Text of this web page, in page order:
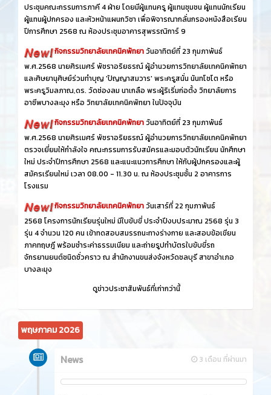
ประชุมคณะกรรมการภาคี 4 ฝ่าย โดยมีผู้แทนครู ผู้แทนชุมชน ผู้แทนนักเรียน
ผู้แทนผู้ปกครอง และหัวหน้าแผนกวิชา เพื่อพิจารณากลั่นกรองหนังสือเรียน
ปีการศึกษา 2568 ณ ห้องประชุมอาคารสุพรรณิการ์ 9
กิจกรรมวิทยาลัยเทคนิคพัทยาวันอาทิตย์ที่ 23 กุมภาพันธ์
พ.ศ.2568 นายศิรเมศร์ พัชราอริยธรณ์ ผู้อำนวยการวิทยาลัยเทคนิคพัทยา
และศิษยานุศิษย์ร่วมทำบุญ 'ปัญญาสมวาร' พระครูสนั่น นันทโชโต หรือ
พระครูวิมลภาณ,ดร. วัดช่องลม นาเกลือ พระผู้ริเริ่มก่อตั้ง วิทยาลัยการ
อาชีพบางละมุง หรือ วิทยาลัยเทคนิคพัทยา ในปัจจุบัน
กิจกรรมวิทยาลัยเทคนิคพัทยาวันอาทิตย์ที่ 23 กุมภาพันธ์
พ.ศ.2568 นายศิรเมศร์ พัชราอริยธรณ์ ผู้อำนวยการวิทยาลัยเทคนิคพัทยา
ตรวจเยี่ยมให้กำลังใจ คณะกรรมการรับสมัครและมอบตัวนักเรียน นักศึกษา
ใหม่ ประจำปีการศึกษา 2568 และแนะแนวการศึกษา ให้กับผู้ปกครองและผู้
สมัครเรียนใหม่ เวลา 08.00 - 11.30 น. ณ ห้องประชุมชั้น 2 อาคารการ
โรงแรม
กิจกรรมวิทยาลัยเทคนิคพัทยาวันเสาร์ที่ 22 กุมภาพันธ์
2568 โครงการนักเรียนรุ่นใหม่ มีใบขับขี่ ประจำปีงบประมาณ 2568 รุ่น 3
รุ่น 4 จำนวน 120 คน เข้าทดสอบสมรรถนะทางร่างกาย และสอบข้อเขียน
ภาคทฤษฎี พร้อมชำระค่าธรรมเนียม และถ่ายรูปทำบัตรใบขับขี่รถ
จักรยานยนต์ชนิดชั่วคราว ณ สำนักงานขนส่งจังหวัดชลบุรี สาขาอำเภอ
บางละมุง
ดูข่าวประชาสัมพันธ์ที่เก่ากว่านี้
พฤษภาคม 2026
3 เดือน ที่ผ่านมา
News